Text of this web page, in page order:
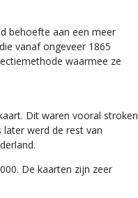
behoefte aan een meer
vanaf ongeveer 1865
waarmee ze
Dit waren vooral stroken
werd de rest van
De kaarten zijn zeer